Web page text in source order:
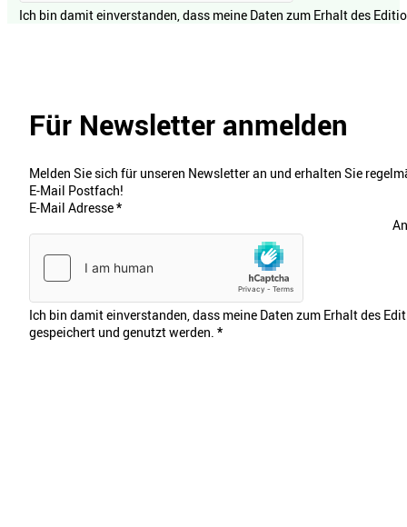
Ich bin damit einverstanden, dass meine Daten zum Erhalt des
Für Newsletter anmelden
Melden Sie sich für unseren Newsletter an und erhalten Sie
E-Mail Postfach!
E-Mail Adresse*
Ich bin damit einverstanden, dass meine Daten zum Erhalt des
gespeichert und genutzt werden. *